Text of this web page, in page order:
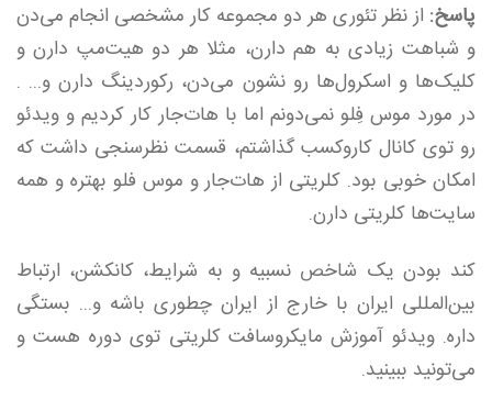
پاسخ: از نظر تئوری هر دو مجموعه کار مشخصی انجام می‌دن
و شباهت زیادی به هم دارن، مثلا هر دو هیت‌مپ دارن و
کلیک‌ها و اسکرول‌ها رو نشون می‌دن، رکوردینگ دارن و... .
در مورد موس فِلو نمی‌دونم اما با هات‌جار کار کردیم و ویدئو
رو توی کانال کاروکسب گذاشتم، قسمت نظرسنجی داشت که
امکان خوبی بود. کلریتی از هات‌جار و موس فلو بهتره و همه
سایت‌ها کلریتی دارن.
کند بودن یک شاخص نسبیه و به شرایط، کانکشن، ارتباط
بین‌المللی ایران با خارج از ایران چطوری باشه و... بستگی
داره. ویدئو آموزش مایکروسافت کلریتی توی دوره هست و
می‌تونید ببینید.